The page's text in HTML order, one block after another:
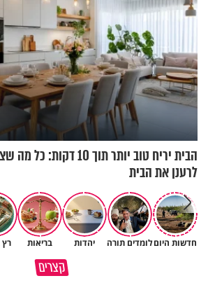
הבית יריח טוב יותר תוך 10
לרענן את הבית
חדשות היוםלומדים תורה יהדות בריאות
קצריםמדוע האמונה נמשלה למלח?
גם